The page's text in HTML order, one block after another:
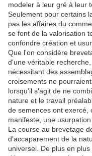
modeler à leur gré à leur
Seulement pour certains
pas les affaires du
se font de la valorisation
confondre création et
Que l'on considère
d'une véritable
nécessitant des
croisements ne
lorsqu'il s'agit de ne
nature et le travail
de semences ont exercé,
manifeste, une
La course au brevetage
d'accaparement de la
universel. De plus en